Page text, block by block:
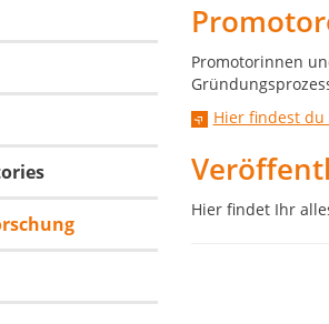
Promotorinnen
Hier findest
Hier findet Ihr